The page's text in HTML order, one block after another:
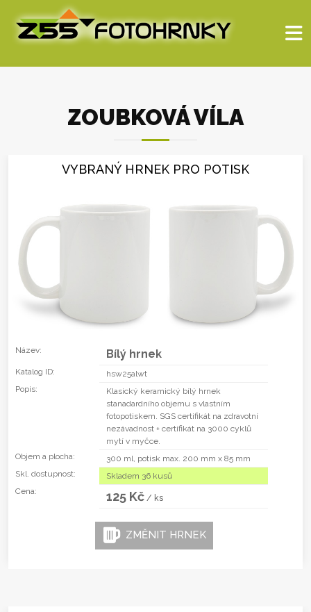
ZOUBKOVÁ VÍLA
VYBRANÝ HRNEK PRO POTISK
Název: Bílý hrnek
Katalog ID:
hsw25alwt
Popis:
Klasický keramický bílý hrnek
stanadardního objemu s vlastním
fotopotiskem. SGS certifikát na zdravotní
nezávadnost + certifikát na 3000 cyklů
mytí v myčce.
Objem a plocha:
300 ml, potisk max. 200 mm x 85 mm
Skl. dostupnost:
Skladem 36 kusů
Cena:
125 Kč / ks
ZMĚNIT HRNEK